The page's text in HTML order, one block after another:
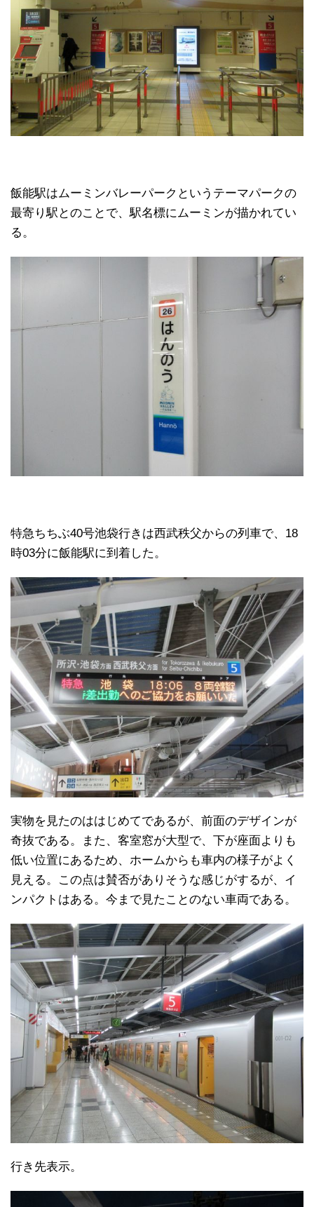
飯能駅はムーミンバレーパークというテーマパークの
最寄り駅とのことで、駅名標にムーミンが描かれてい
る。
特急ちちぶ40号池袋行きは西武秩父からの列車で、18
時03分に飯能駅に到着した。
実物を見たのははじめてであるが、前面のデザインが
奇抜である。また、客室窓が大型で、下が座面よりも
低い位置にあるため、ホームからも車内の様子がよく
見える。この点は賛否がありそうな感じがするが、イ
ンパクトはある。今まで見たことのない車両である。
行き先表示。